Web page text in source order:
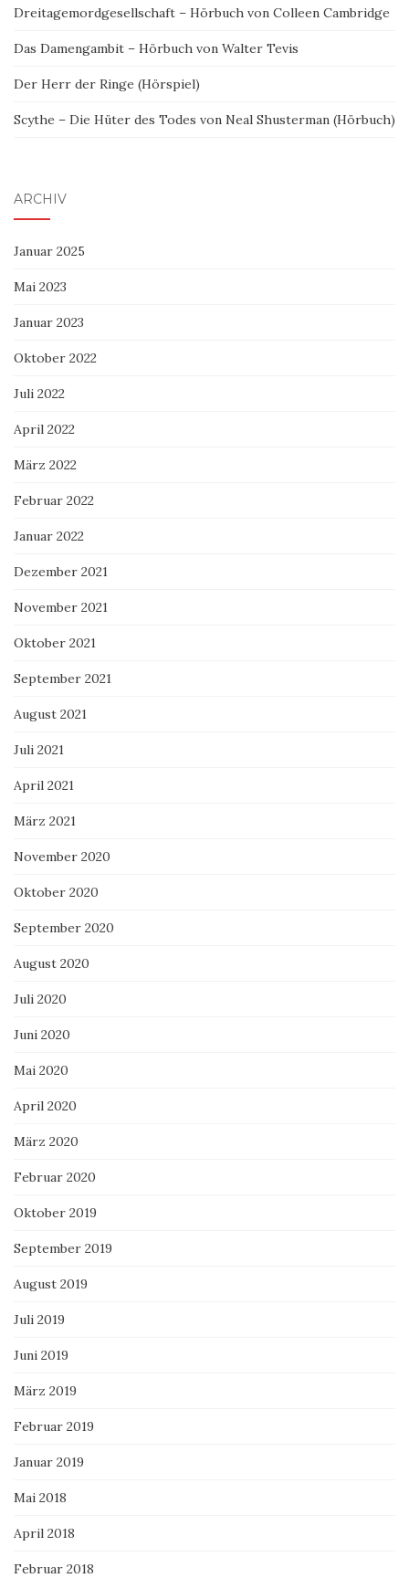
Dreitagemordgesellschaft – Hörbuch von Colleen Cambridge
Das Damengambit – Hörbuch von Walter Tevis
Der Herr der Ringe (Hörspiel)
Scythe – Die Hüter des Todes von Neal Shusterman (Hörbuch)
ARCHIV
Januar 2025
Mai 2023
Januar 2023
Oktober 2022
Juli 2022
April 2022
März 2022
Februar 2022
Januar 2022
Dezember 2021
November 2021
Oktober 2021
September 2021
August 2021
Juli 2021
April 2021
März 2021
November 2020
Oktober 2020
September 2020
August 2020
Juli 2020
Juni 2020
Mai 2020
April 2020
März 2020
Februar 2020
Oktober 2019
September 2019
August 2019
Juli 2019
Juni 2019
März 2019
Februar 2019
Januar 2019
Mai 2018
April 2018
Februar 2018